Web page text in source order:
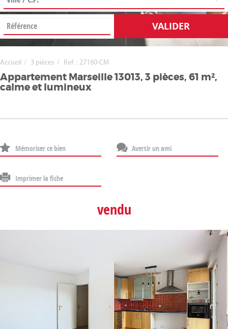
VALIDER
Accueil 3 pièces Ref. : 27160-CM
Appartement Marseille 13013, 3 pièces, 61 m²,
calme et lumineux
Mémoriser ce bien Avertir un ami
Imprimer la fiche
vendu